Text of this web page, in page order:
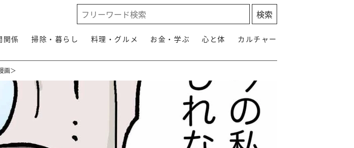
関係 掃除・暮らし 料理・グルメ お金・学ぶ 心と体 カルチャー
画＞